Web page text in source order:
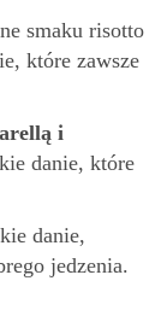
smaku risotto
które zawsze
i
danie, które
danie,
jedzenia.